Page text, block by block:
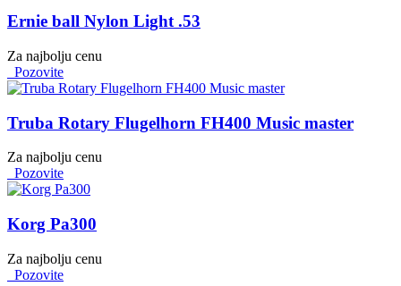
Ernie ball Nylon Light .53
Za najbolju cenu
Pozovite
Truba Rotary Flugelhorn FH400 Music master
Za najbolju cenu
Pozovite
Korg Pa300
Za najbolju cenu
Pozovite